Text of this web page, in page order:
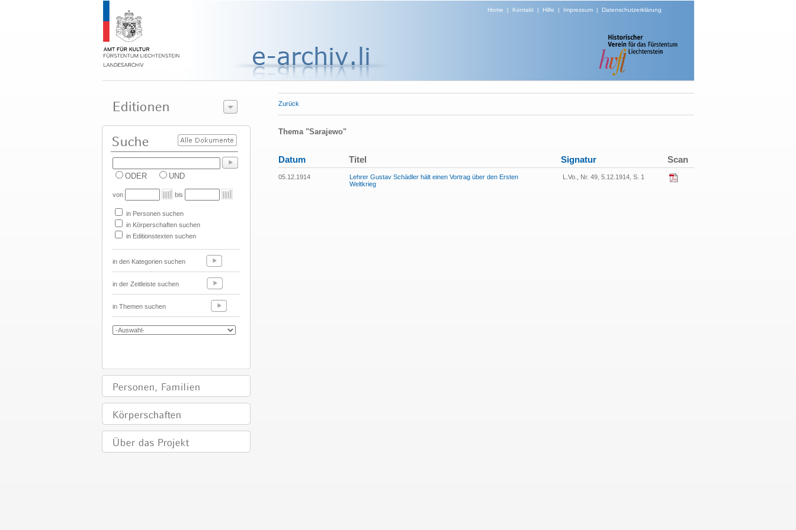
Home | Kontakt| Hilfe | Impressum| Datenschutzerklärung
ODER UND
von bis
in Personen suchen
in Körperschaften suchen
in Editionstexten suchen
in den Kategorien suchen
in der Zeitleiste suchen
in Themen suchen
Zurück
Thema "Sarajewo"
Datum Titel Signatur Scan
05.12.1914
Lehrer Gustav Schädler hält einen Vortrag über den Ersten
Weltkrieg
L.Vo., Nr. 49, 5.12.1914, S. 1